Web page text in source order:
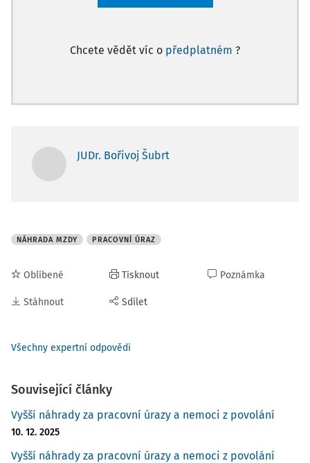
Chcete vědět víc o předplatném ?
JUDr. Bořivoj Šubrt
NÁHRADA MZDY PRACOVNÍ ÚRAZ
Oblíbené
Stáhnout
Tisknout
Sdílet
Poznámka
Všechny expertní odpovědi
Související články
Vyšší náhrady za pracovní úrazy a nemoci z povolání
10. 12. 2025
Vyšší náhrady za pracovní úrazy a nemoci z povolání